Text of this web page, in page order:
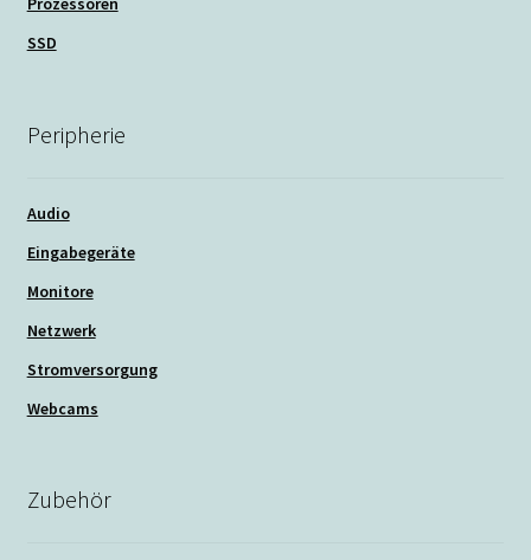
SSD
Peripherie
Audio
Eingabegeräte
Monitore
Netzwerk
Stromversorgung
Webcams
Zubehör